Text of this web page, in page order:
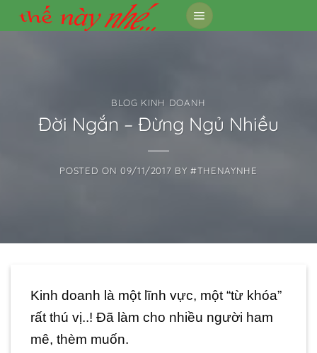
Skip
to
BLOG KINH DOANH
Đời Ngắn – Đừng Ngủ Nhiều
POSTED ON 09/11/2017 BY#THENAYNHE
Kinh doanh là một lĩnh vực, một “từ khóa”
rất thú vị..! Đã làm cho nhiều người ham
mê, thèm muốn.